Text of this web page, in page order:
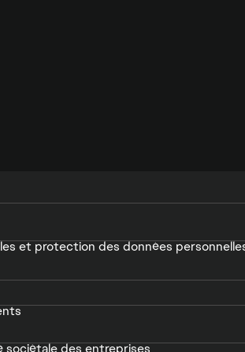
et protection des données
sociétale des entreprises